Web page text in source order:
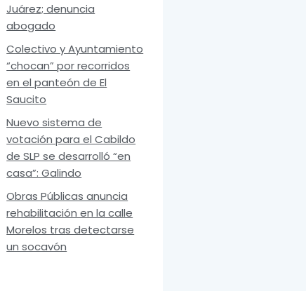
Juárez; denuncia
abogado
Colectivo y Ayuntamiento
“chocan” por recorridos
en el panteón de El
Saucito
Nuevo sistema de
votación para el Cabildo
de SLP se desarrolló “en
casa”: Galindo
Obras Públicas anuncia
rehabilitación en la calle
Morelos tras detectarse
un socavón